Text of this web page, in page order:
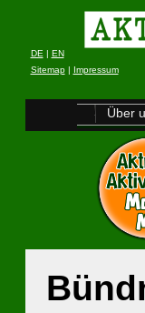
DE | EN
Sitemap| Impressum
Über